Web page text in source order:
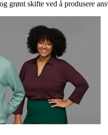
grønt skifte ved å produsere